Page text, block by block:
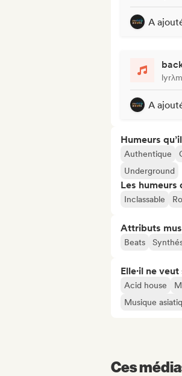
A
A
Humeurs
Authentique
Underground
Les humeurs
Inclassable
Attributs
Beats
Elle·il ne
Acid house
Musique
Ces